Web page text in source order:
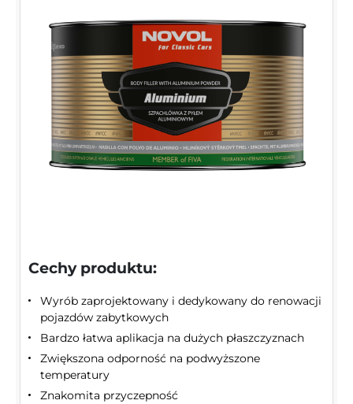
Cechy produktu:
Wyrób zaprojektowany i dedykowany do renowacji
pojazdów zabytkowych
Bardzo łatwa aplikacja na dużych płaszczyznach
Zwiększona odporność na podwyższone
temperatury
Znakomita przyczepność